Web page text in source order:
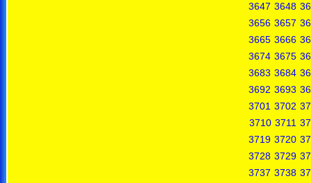
3647 3648
3656 3657
3665 3666
3674 3675
3683 3684
3692 3693
3701 3702
3710 3711
3719 3720
3728 3729
3737 3738